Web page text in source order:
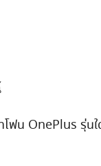
โฟน OnePlus รุ่